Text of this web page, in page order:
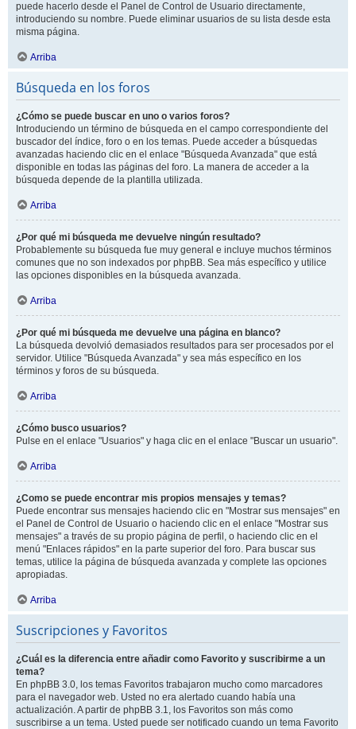
puede hacerlo desde el Panel de Control de Usuario directamente,
introduciendo su nombre. Puede eliminar usuarios de su lista desde esta
misma página.
Arriba
Búsqueda en los foros
¿Cómo se puede buscar en uno o varios foros?
Introduciendo un término de búsqueda en el campo correspondiente del
buscador del índice, foro o en los temas. Puede acceder a búsquedas
avanzadas haciendo clic en el enlace "Búsqueda Avanzada" que está
disponible en todas las páginas del foro. La manera de acceder a la
búsqueda depende de la plantilla utilizada.
Arriba
¿Por qué mi búsqueda me devuelve ningún resultado?
Probablemente su búsqueda fue muy general e incluye muchos términos
comunes que no son indexados por phpBB. Sea más específico y utilice
las opciones disponibles en la búsqueda avanzada.
Arriba
¿Por qué mi búsqueda me devuelve una página en blanco?
La búsqueda devolvió demasiados resultados para ser procesados por el
servidor. Utilice "Búsqueda Avanzada" y sea más específico en los
términos y foros de su búsqueda.
Arriba
¿Cómo busco usuarios?
Pulse en el enlace "Usuarios" y haga clic en el enlace "Buscar un usuario".
Arriba
¿Como se puede encontrar mis propios mensajes y temas?
Puede encontrar sus mensajes haciendo clic en "Mostrar sus mensajes" en
el Panel de Control de Usuario o haciendo clic en el enlace "Mostrar sus
mensajes" a través de su propio página de perfil, o haciendo clic en el
menú "Enlaces rápidos" en la parte superior del foro. Para buscar sus
temas, utilice la página de búsqueda avanzada y complete las opciones
apropiadas.
Arriba
Suscripciones y Favoritos
¿Cuál es la diferencia entre añadir como Favorito y suscribirme a un
tema?
En phpBB 3.0, los temas Favoritos trabajaron mucho como marcadores
para el navegador web. Usted no era alertado cuando había una
actualización. A partir de phpBB 3.1, los Favoritos son más como
suscribirse a un tema. Usted puede ser notificado cuando un tema Favorito